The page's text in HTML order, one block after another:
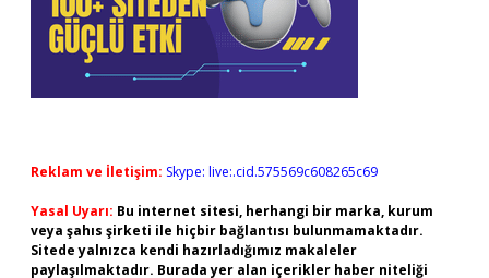
Reklam ve İletişim: Skype: live:.cid.575569c608265c69
Yasal Uyarı: Bu internet sitesi, herhangi bir marka, kurum
veya şahıs şirketi ile hiçbir bağlantısı bulunmamaktadır.
Sitede yalnızca kendi hazırladığımız makaleler
paylaşılmaktadır. Burada yer alan içerikler haber niteliği